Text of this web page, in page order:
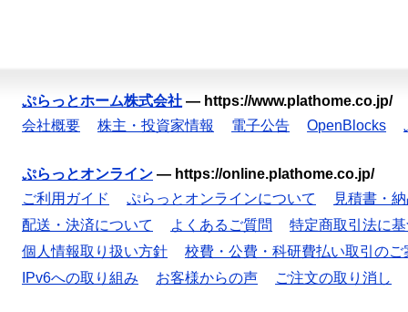
ぷらっとホーム株式会社 — https://www.plathome.co.jp/
会社概要
株主・投資家情報 電子公告 OpenBlocks
ぷらっとオンライン — https://online.plathome.co.jp/
ご利用ガイド
ぷらっとオンラインについて
見積書・
配送・決済について
よくあるご質問
特定商取引法に
個人情報取り扱い方針
校費・公費・科研費払い取引のご
IPv6への取り組み
お客様からの声 ご注文の取り消し